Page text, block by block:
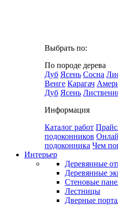
Выбрать по:
По породе дерева
Дуб Ясень Сосна
Венге Карагач
Дуб Ясень
Информация
Каталог работ
подоконников
подоконника Чем
Интерьер
Деревянные
Деревянные
Стеновые
Лестницы
Дверные